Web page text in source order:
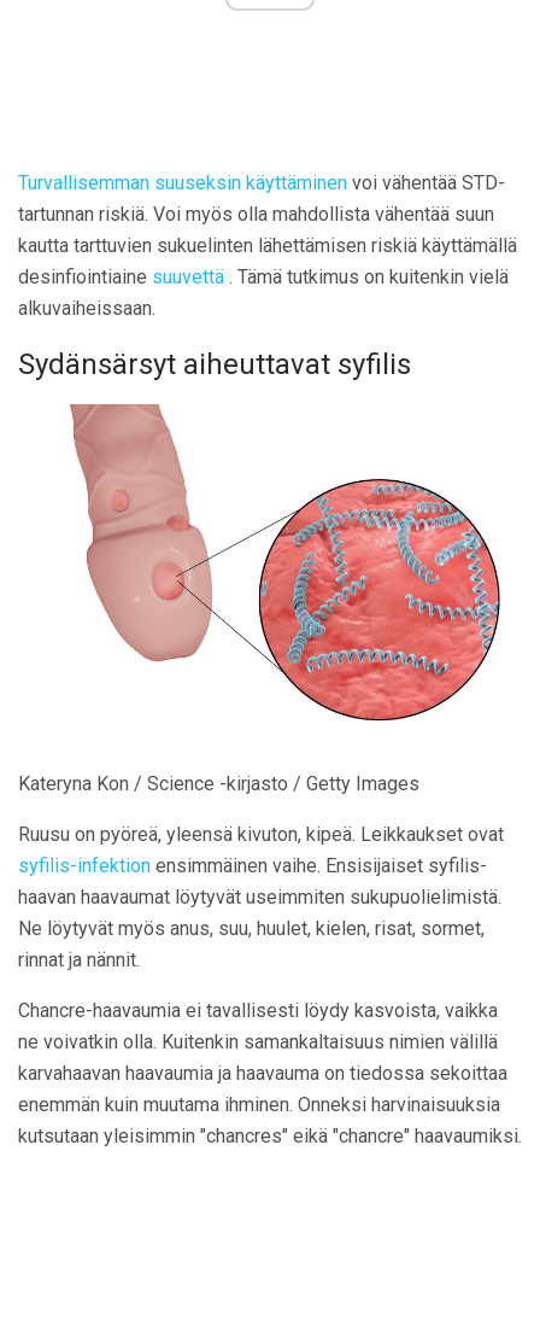
Turvallisemman suuseksin käyttäminen voi vähentää STD-
tartunnan riskiä. Voi myös olla mahdollista vähentää suun
kautta tarttuvien sukuelinten lähettämisen riskiä käyttämällä
desinfiointiaine suuvettä . Tämä tutkimus on kuitenkin vielä
alkuvaiheissaan.
Sydänsärsyt aiheuttavat syfilis
Kateryna Kon / Science -kirjasto / Getty Images
Ruusu on pyöreä, yleensä kivuton, kipeä. Leikkaukset ovat
syfilis-infektion ensimmäinen vaihe. Ensisijaiset syfilis-
haavan haavaumat löytyvät useimmiten sukupuolielimistä.
Ne löytyvät myös anus, suu, huulet, kielen, risat, sormet,
rinnat ja nännit.
Chancre-haavaumia ei tavallisesti löydy kasvoista, vaikka
ne voivatkin olla. Kuitenkin samankaltaisuus nimien välillä
karvahaavan haavaumia ja haavauma on tiedossa sekoittaa
enemmän kuin muutama ihminen. Onneksi harvinaisuuksia
kutsutaan yleisimmin "chancres" eikä "chancre" haavaumiksi.